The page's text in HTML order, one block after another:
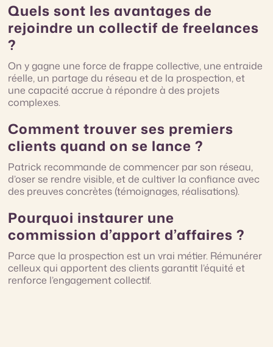
Quels sont les avantages de
rejoindre un collectif de freelances
?
On y gagne une force de frappe collective, une entraide
réelle, un partage du réseau et de la prospection, et
une capacité accrue à répondre à des projets
complexes.
Comment trouver ses premiers
clients quand on se lance ?
Patrick recommande de commencer par son réseau,
d’oser se rendre visible, et de cultiver la confiance avec
des preuves concrètes (témoignages, réalisations).
Pourquoi instaurer une
commission d’apport d’affaires ?
Parce que la prospection est un vrai métier. Rémunérer
celleux qui apportent des clients garantit l’équité et
renforce l’engagement collectif.